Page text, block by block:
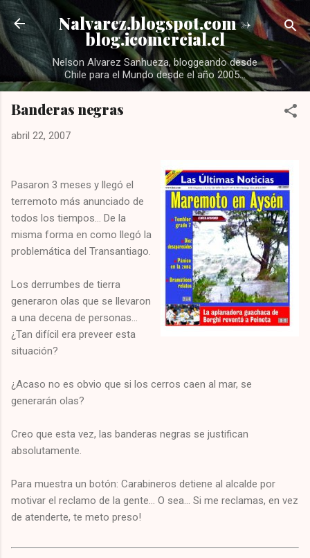
Ir al contenido principal
Nalvarez.blogspot.com ->
blog.icomercial.cl
Nelson Alvarez Sanhueza, bloggeando desde
Chile para el Mundo desde el año 2005...
Banderas negras
abril 22, 2007
Pasaron 3 meses y llegó el
terremoto más anunciado de
todos los tiempos... De la
misma forma en como llegó la
problemática del Transantiago.
Los derrumbes de tierra
generaron olas que se llevaron
a una decena de personas...
¿Tan difícil era preveer esta
situación?
¿Acaso no es obvio que si los cerros caen al mar, se
generarán olas?
Creo que esta vez, las banderas negras se justifican
absolutamente.
Para muestra un botón: Carabineros detiene al alcalde por
motivar el reclamo de la gente... O sea... Si me reclamas, en vez
de atenderte, te meto preso!